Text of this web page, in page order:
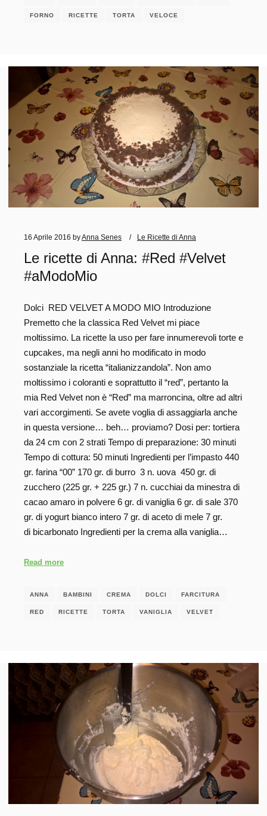
FORNO RICETTE TORTA VELOCE
16 Aprile 2016 byAnna Senes Le Ricette di Anna
Le ricette di Anna: #Red #Velvet
#aModoMio
Dolci RED VELVET A MODO MIO Introduzione
Premetto che la classica Red Velvet mi piace
moltissimo. La ricette la uso per fare innumerevoli torte e
cupcakes, ma negli anni ho modificato in modo
sostanziale la ricetta “italianizzandola”. Non amo
moltissimo i coloranti e soprattutto il “red”, pertanto la
mia Red Velvet non è “Red” ma marroncina, oltre ad altri
vari accorgimenti. Se avete voglia di assaggiarla anche
in questa versione… beh… proviamo? Dosi per: tortiera
da 24 cm con 2 strati Tempo di preparazione: 30 minuti
Tempo di cottura: 50 minuti Ingredienti per l’impasto 440
gr. farina “00” 170 gr. di burro 3 n. uova 450 gr. di
zucchero (225 gr. + 225 gr.) 7 n. cucchiai da minestra di
cacao amaro in polvere 6 gr. di vaniglia 6 gr. di sale 370
gr. di yogurt bianco intero 7 gr. di aceto di mele 7 gr.
di bicarbonato Ingredienti per la crema alla vaniglia…
Read more
ANNA BAMBINI CREMA DOLCI FARCITURA
RED RICETTE TORTA VANIGLIA VELVET